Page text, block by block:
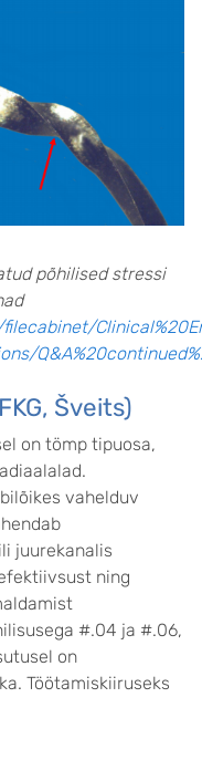
põhilised stressi
Šveits)
on tömp tipuosa,
vahelduv
juurekanalis
ning
#.04 ja #.06,
on
Töötamiskiiruseks